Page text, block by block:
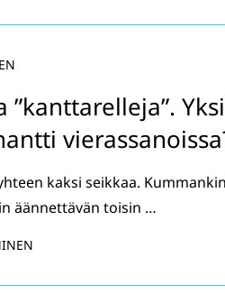
”kanttarelleja”.
kaksi seikkaa.
äännettävän toisin …